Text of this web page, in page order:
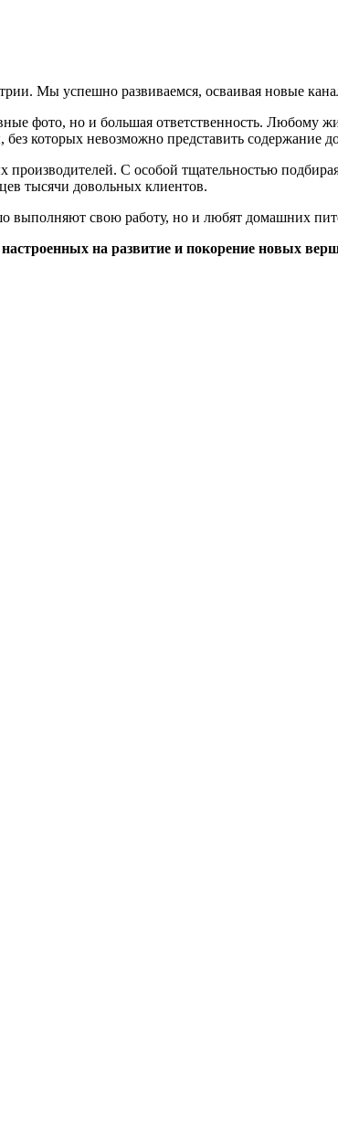
Мы успешно развиваемся, осваивая новые
фото, но и большая ответственность. Любому
которых невозможно представить содержание
С особой тщательностью
тысячи довольных клиентов.
выполняют свою работу, но и любят домашних
на развитие и покорение новых